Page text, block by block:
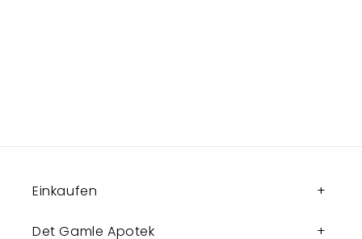
Einkaufen
Det Gamle Apotek